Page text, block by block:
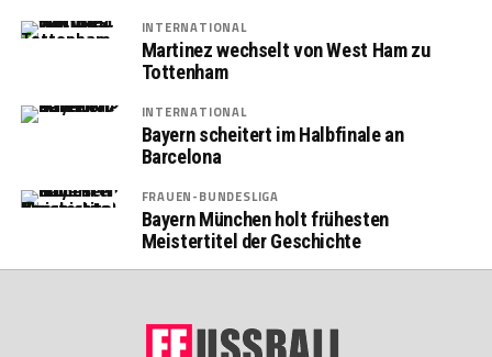
INTERNATIONAL
Martinez wechselt von West Ham zu
Tottenham
INTERNATIONAL
Bayern scheitert im Halbfinale an
Barcelona
FRAUEN-BUNDESLIGA
Bayern München holt frühesten
Meistertitel der Geschichte